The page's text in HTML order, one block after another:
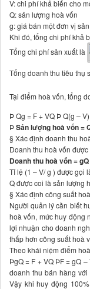
V: chi phí khả biến cho
Q: sản lượng hoà vốn
g: giá bán một đơn vị
Khi đó, tổng chi phí khả
Tổng chi phí sản xuất là
Tổng doanh thu tiêu thụ
Tại điểm hoà vốn, tổng
Þ Qg = F + VQ Þ Q(g –
ÞSản lượng hoà vốn =
§ Xác định doanh thu
Doanh thu hoà vốn
Doanh thu hoà vốn =
Tỉ lệ (1 – V/ g ) được gọi
Q được coi là sản lượng
§ Xác định công suất
Người quản lý cần biết
hoà vốn, mức huy động
lợi nhuận cho doanh
thấp hơn công suất hoà
Theo khái niệm điểm
ÞgQ = F + VQ ÞF = gQ
doanh thu bán hàng
Vậy khi huy động